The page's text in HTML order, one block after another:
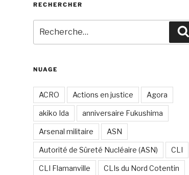
RECHERCHER
pour
:
NUAGE
ACRO Actions en justice Agora
akiko Ida anniversaire Fukushima
Arsenal militaire ASN
Autorité de Sûreté Nucléaire (ASN) CLI
CLI Flamanville CLIs du Nord Cotentin